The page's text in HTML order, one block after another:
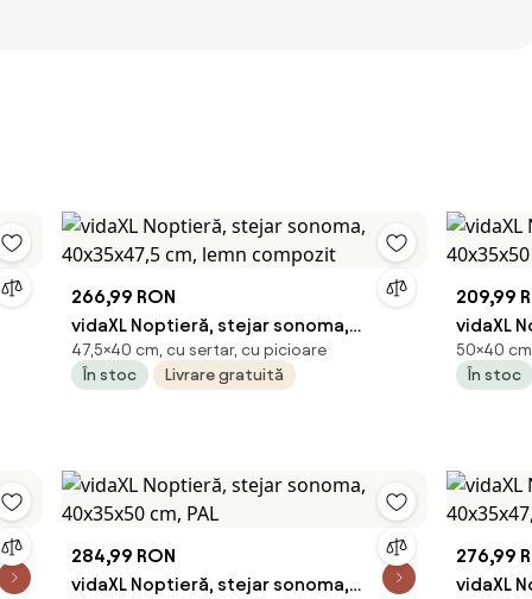
266,99 RON
vidaXL Noptieră, stejar sonoma,
40x35x47,5 cm, lemn compozit
47,5×40 cm, cu sertar, cu picioare
În stoc
Livrare gratuită
209,99
vidaXL
50×40
În stoc
284,99 RON
vidaXL Noptieră, stejar sonoma,
276,99
vidaXL